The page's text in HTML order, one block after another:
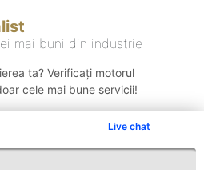
Live chat
mai buni din industrie
ta? Verificați motorul
cele mai bune servicii!